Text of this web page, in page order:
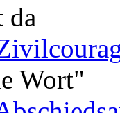
da
Wort"